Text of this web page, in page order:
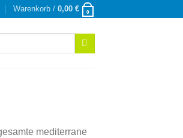
Warenkorb / 0,00 € 0
mediterrane